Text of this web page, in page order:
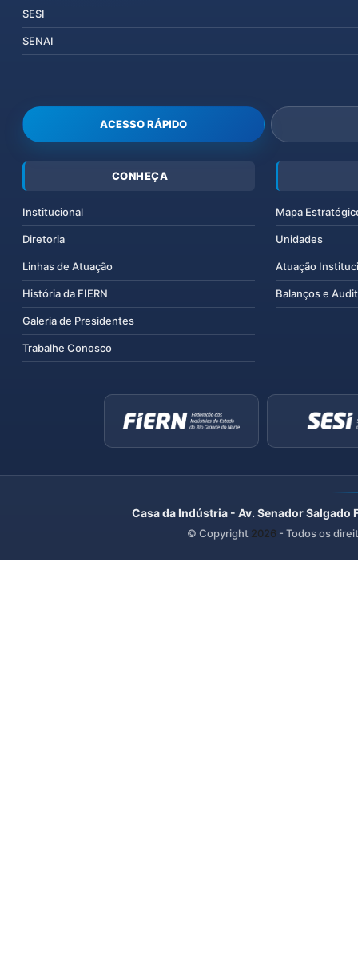
SESI
SENAI
ACESSO RÁPIDO
CONHEÇA
Institucional
Diretoria
Linhas de Atuação
História da FIERN
Galeria de Presidentes
Trabalhe Conosco
Mapa
Unidades
Atuação
Balanços e
Casa da Indústria - Av. Senador
© Copyright 2026 - Todos os